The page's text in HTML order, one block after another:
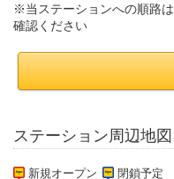
※当ステーションへの順路
確認ください
ステーション周辺地図
新規オープン 閉鎖予定